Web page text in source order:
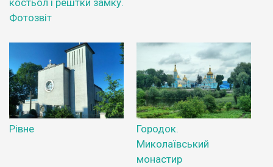
Фотозвіт
Рівне
Городок.
Миколаївський
монастир